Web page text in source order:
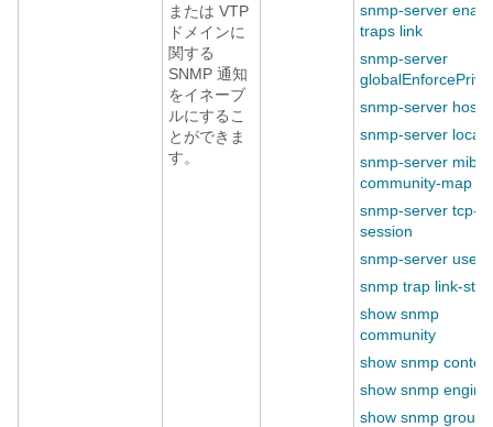
または VTP
ドメインに
関する
SNMP 通知
をイネーブ
ルにするこ
とができま
す。
snmp-server
traps link
snmp-server
globalEnforcePriv
snmp-server host
snmp-server
snmp-server mib
community-map
snmp-server tcp-
session
snmp-server user
snmp trap link-
show snmp
community
show snmp context
show snmp
show snmp group